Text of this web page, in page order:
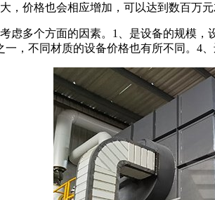
，价格也会相应增加，可以达到数百万
虑多个方面的因素。1、是设备的规模
，不同材质的设备价格也有所不同。4